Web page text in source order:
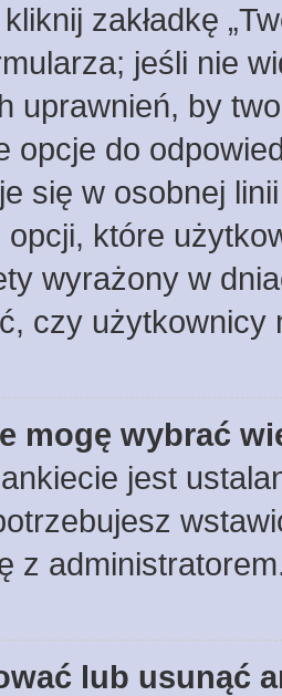
zakładkę
jeśli nie
uprawnień, by
opcje do
się w osobnej
opcji, które
wyrażony w
czy użytkownicy
mogę wybrać
jest
z
lub usunąć